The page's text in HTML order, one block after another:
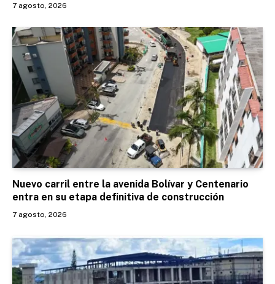
7 agosto, 2026
Nuevo carril entre la avenida Bolívar y Centenario
entra en su etapa definitiva de construcción
7 agosto, 2026